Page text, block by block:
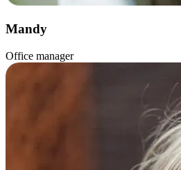
Mandy
Office manager